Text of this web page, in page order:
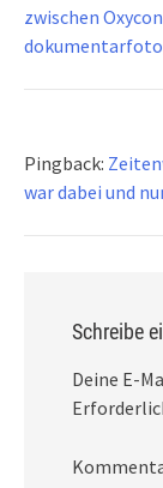
zwischen
Pingback:
war dabei und
Schreibe
Deine E-